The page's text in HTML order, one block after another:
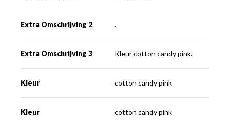
Extra Omschrijving 2 .
Extra Omschrijving 3 Kleur cotton candy pink.
Kleur cotton candy pink
Kleur cotton candy pink